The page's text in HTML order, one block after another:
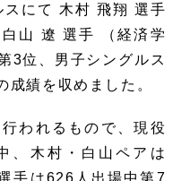
スにて 木村 飛翔 選手
山 遼 選手 （経済学
3位、男子シングルス
績を収めました。
われるもので、現役
、木村・白山ペアは
手は626人出場中第7